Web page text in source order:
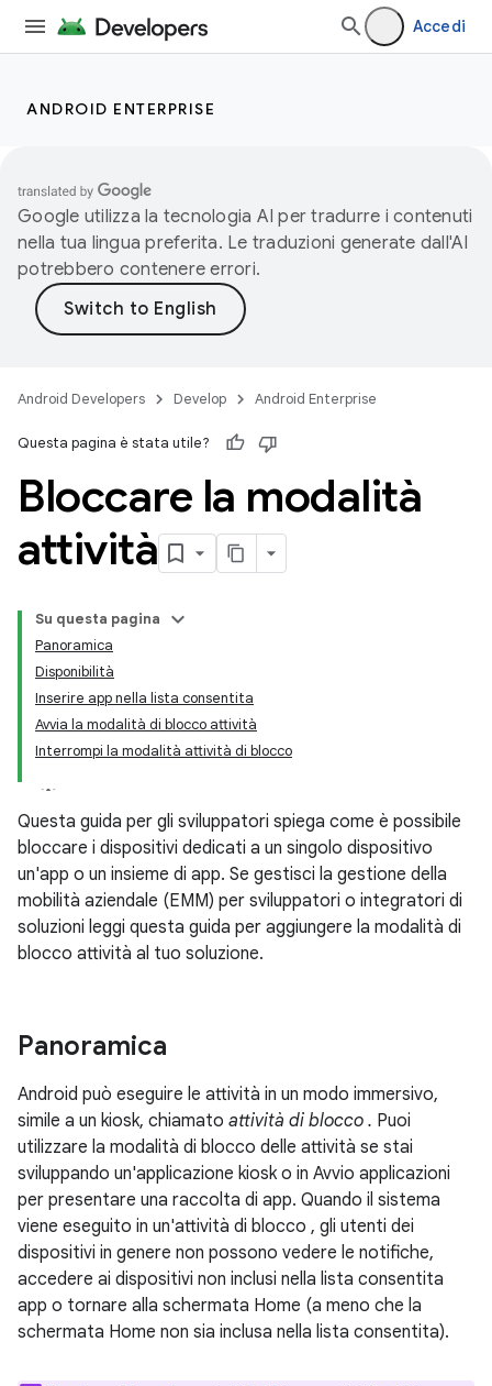
Accedi
ANDROID ENTERPRISE
Google utilizza la tecnologia AI per tradurre i contenuti
nella tua lingua preferita. Le traduzioni generate dall'AI
potrebbero contenere errori.
Android Developers Develop Android Enterprise
Questa pagina è stata utile?
Bloccare la modalità
attività
Su questa pagina
Panoramica
Disponibilità
Inserire app nella lista consentita
Avvia la modalità di blocco attività
Interrompi la modalità attività di blocco
Questa guida per gli sviluppatori spiega come è possibile
bloccare i dispositivi dedicati a un singolo dispositivo
un'app o un insieme di app. Se gestisci la gestione della
mobilità aziendale (EMM) per sviluppatori o integratori di
soluzioni leggi questa guida per aggiungere la modalità di
blocco attività al tuo soluzione.
Panoramica
Android può eseguire le attività in un modo immersivo,
simile a un kiosk, chiamato attività di blocco . Puoi
utilizzare la modalità di blocco delle attività se stai
sviluppando un'applicazione kiosk o in Avvio applicazioni
per presentare una raccolta di app. Quando il sistema
viene eseguito in un'attività di blocco , gli utenti dei
dispositivi in genere non possono vedere le notifiche,
accedere ai dispositivi non inclusi nella lista consentita
app o tornare alla schermata Home (a meno che la
schermata Home non sia inclusa nella lista consentita).